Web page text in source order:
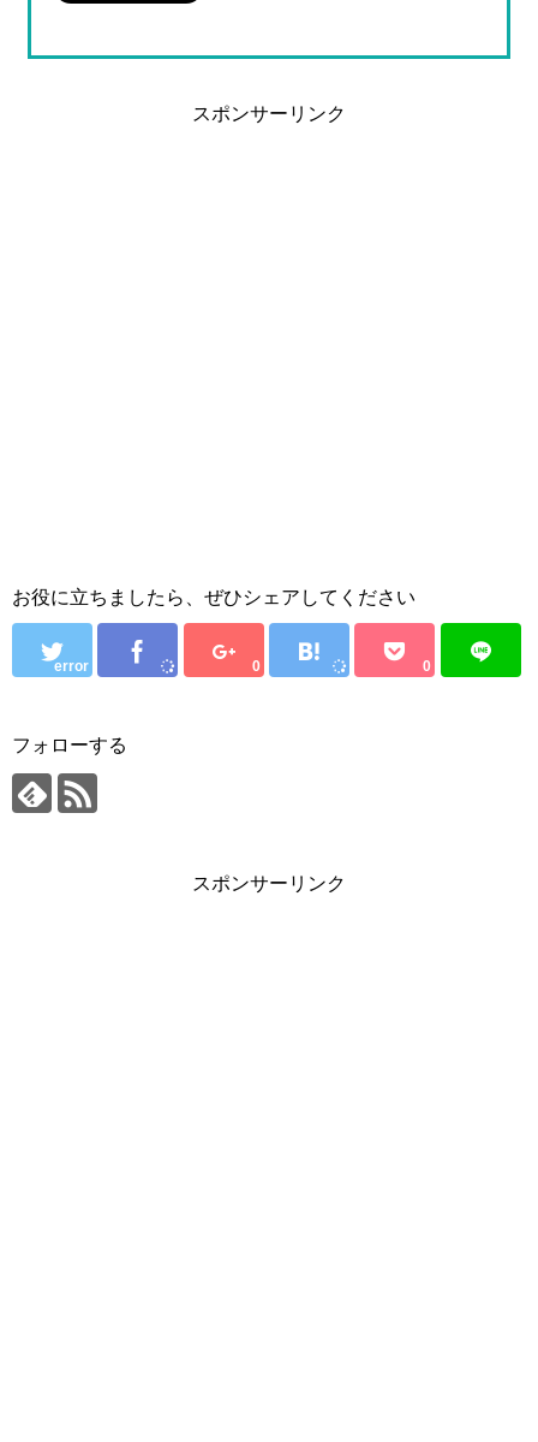
スポンサーリンク
お役に立ちましたら、ぜひシェアしてください
error 0 0
フォローする
スポンサーリンク